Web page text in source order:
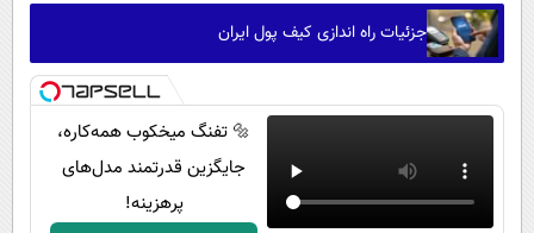
جزئیات راه اندازی کیف پول ایران
🔩 تفنگ میخکوب همه‌کاره،
جایگزین قدرتمند مدل‌های
پرهزینه!